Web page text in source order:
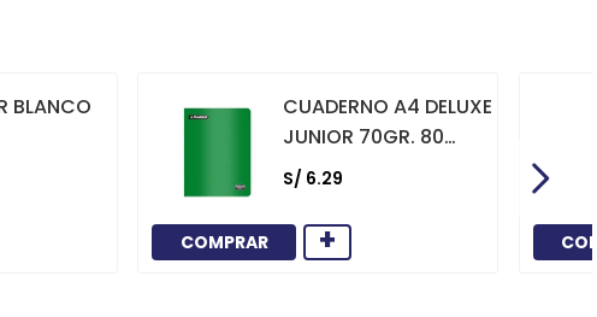
BLANCO
CUADERNO A4 DELUXE
JUNIOR 70GR. 80
HOJAS
CUADRICULADO
MARCO ROJO VERDE
S/ 6.29
COMPRAR +